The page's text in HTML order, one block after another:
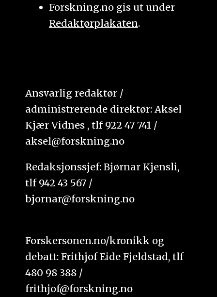
Forskning.no gis ut under
Redaktørplakaten.
Ansvarlig redaktør /
administrerende direktør: Aksel
Kjær Vidnes , tlf 922 47 741 /
aksel@forskning.no
Redaksjonssjef: Bjørnar Kjensli,
tlf 942 43 567 /
bjornar@forskning.no
Forskersonen.no/kronikk og
debatt: Frithjof Eide Fjeldstad, tlf
480 98 388 /
frithjof@forskning.no